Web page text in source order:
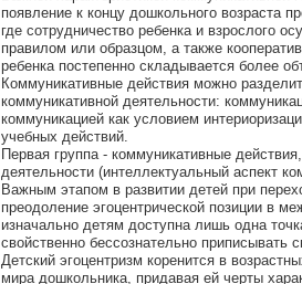
появление к концу дошкольного возраста
где сотрудничество ребенка и взрослого
правилом или образцом, а также
ребенка постепенно складывается более
Коммуникативные действия можно
коммуникативной деятельности:
коммуникацией как условием
учебных действий.
Первая группа - коммуникативные
деятельности (интеллектуальный аспект
Важным этапом в развитии детей при
преодоление эгоцентрической позиции в
изначально детям доступна лишь одна
свойственно бессознательно
Детский эгоцентризм коренится в
мира дошкольника, придавая ей черты